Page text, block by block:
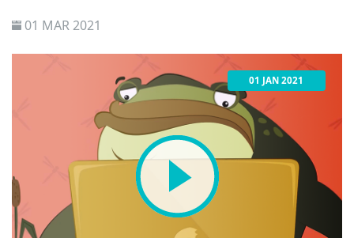
viața socială, ele sunt, de asemenea, o sursă de noi
pentru a sta departe de hateri și trolli? Ce instrumente
au la dispoziția copiii și ce se întâmplă când raportează
sau blochează pe cineva?
01 MAR 2021
01 JAN 2021